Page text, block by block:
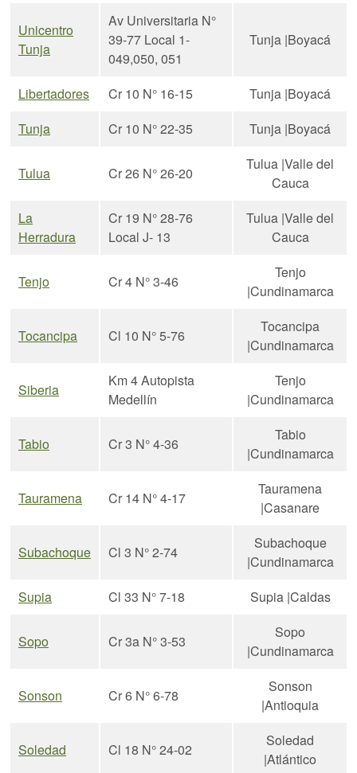
Unicentro
Tunja
Av Universitaria N°
39-77 Local 1-
049,050, 051
Tunja |Boyacá
Libertadores Cr 10 N° 16-15
Tunja |Boyacá
Tunja
Cr 10 N° 22-35 Tunja |Boyacá
Tulua Cr 26 N° 26-20
Tulua |Valle del
Cauca
La
Herradura
Cr 19 N° 28-76
Local J- 13
Tulua |Valle del
Cauca
Tenjo Cr 4 N° 3-46
Tenjo
|Cundinamarca
Tocancipa Cl 10 N° 5-76
Tocancipa
|Cundinamarca
Siberia
Km 4 Autopista
Medellín
Tenjo
|Cundinamarca
Tabio Cr 3 N° 4-36
Tabio
|Cundinamarca
Tauramena Cr 14 N° 4-17
Tauramena
|Casanare
Subachoque Cl 3 N° 2-74
Subachoque
|Cundinamarca
Supia
Cl 33 N° 7-18 Supia |Caldas
Sopo Cr 3a N° 3-53
Sopo
|Cundinamarca
Sonson Cr 6 N° 6-78
Sonson
|Antioquia
Soledad Cl 18 N° 24-02
Soledad
|Atlántico